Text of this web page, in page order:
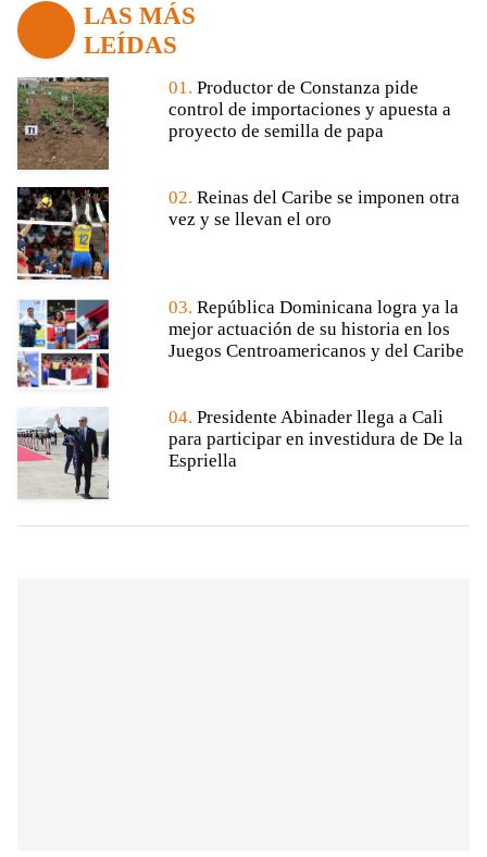
LAS MÁS
LEÍDAS
01. Productor de Constanza pide
control de importaciones y apuesta a
proyecto de semilla de papa
02. Reinas del Caribe se imponen otra
vez y se llevan el oro
03. República Dominicana logra ya la
mejor actuación de su historia en los
Juegos Centroamericanos y del Caribe
04. Presidente Abinader llega a Cali
para participar en investidura de De la
Espriella